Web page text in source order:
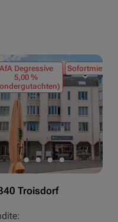
AfA Degressive
5,00 %
Sofortmiete
Troisdorf